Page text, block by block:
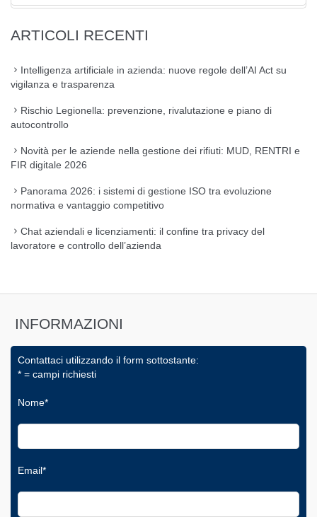
ARTICOLI RECENTI
Intelligenza artificiale in azienda: nuove regole dell’AI Act su
vigilanza e trasparenza
Rischio Legionella: prevenzione, rivalutazione e piano di
autocontrollo
Novità per le aziende nella gestione dei rifiuti: MUD, RENTRI e
FIR digitale 2026
Panorama 2026: i sistemi di gestione ISO tra evoluzione
normativa e vantaggio competitivo
Chat aziendali e licenziamenti: il confine tra privacy del
lavoratore e controllo dell’azienda
INFORMAZIONI
Contattaci utilizzando il form sottostante:
* = campi richiesti
Nome*
Email*